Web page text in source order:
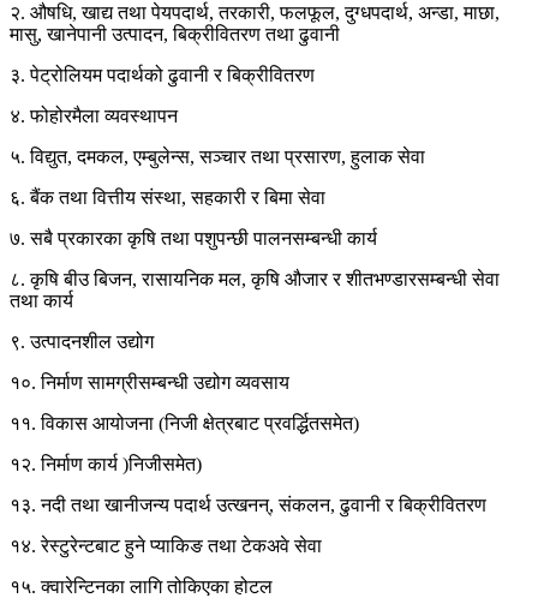
२. औषधि, खाद्य तथा पेयपदार्थ, तरकारी, फलफूल, दुग्धपदार्थ, अन्डा, माछा,
मासु, खानेपानी उत्पादन, बिक्रीवितरण तथा ढुवानी
३. पेट्रोलियम पदार्थको ढुवानी र बिक्रीवितरण
४. फोहोरमैला व्यवस्थापन
५. विद्युत, दमकल, एम्बुलेन्स, सञ्चार तथा प्रसारण, हुलाक सेवा
६. बैंक तथा वित्तीय संस्था, सहकारी र बिमा सेवा
७. सबै प्रकारका कृषि तथा पशुपन्छी पालनसम्बन्धी कार्य
८. कृषि बीउ बिजन, रासायनिक मल, कृषि औजार र शीतभण्डारसम्बन्धी सेवा
तथा कार्य
९. उत्पादनशील उद्योग
१०. निर्माण सामग्रीसम्बन्धी उद्योग व्यवसाय
११. विकास आयोजना (निजी क्षेत्रबाट प्रवर्द्धितसमेत)
१२. निर्माण कार्य )निजीसमेत)
१३. नदी तथा खानीजन्य पदार्थ उत्खनन्, संकलन, ढुवानी र बिक्रीवितरण
१४. रेस्टुरेन्टबाट हुने प्याकिङ तथा टेकअवे सेवा
१५. क्वारेन्टिनका लागि तोकिएका होटल